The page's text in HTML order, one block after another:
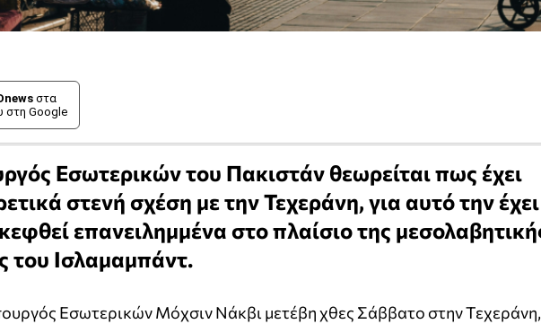
στα
στη Google
Εσωτερικών του Πακιστάν θεωρείται πως έχει
στενή σχέση με την Τεχεράνη, για αυτό την έχει
επανειλημμένα στο πλαίσιο της
του Ισλαμαμπάντ.
Εσωτερικών Μόχσιν Νάκβι μετέβη χθες Σάββατο στην Τεχεράνη,